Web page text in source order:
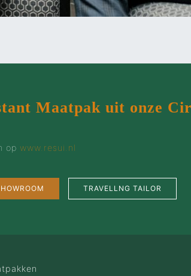
Maatpak uit onze
op www.resui.nl
TRAVELLNG TAILOR